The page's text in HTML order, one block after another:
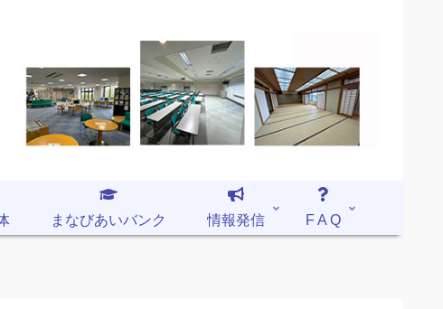
まなびあいバンク 情報発信 F A Q